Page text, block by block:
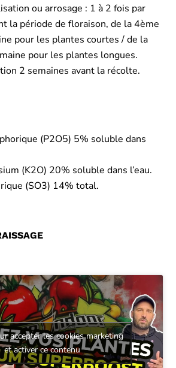
ou arrosage : 1 à 2 fois par
la période de floraison, de la 4ème
pour les plantes courtes / de la
pour les plantes longues.
2 semaines avant la récolte.
(P2O5) 5% soluble dans
(K2O) 20% soluble dans l’eau.
(SO3) 14% total.
accepter les cookies marketing
et activer ce contenu